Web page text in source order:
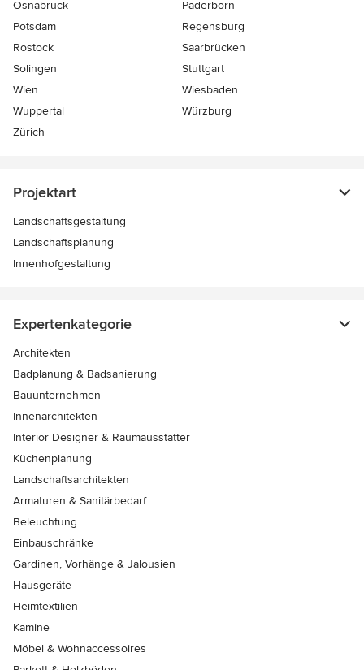
Osnabrück
Paderborn
Potsdam
Regensburg
Rostock
Saarbrücken
Solingen
Stuttgart
Wien
Wiesbaden
Wuppertal
Würzburg
Zürich
Projektart
Landschaftsgestaltung
Landschaftsplanung
Innenhofgestaltung
Expertenkategorie
Architekten
Badplanung & Badsanierung
Bauunternehmen
Innenarchitekten
Interior Designer & Raumausstatter
Küchenplanung
Landschaftsarchitekten
Armaturen & Sanitärbedarf
Beleuchtung
Einbauschränke
Gardinen, Vorhänge & Jalousien
Hausgeräte
Heimtextilien
Kamine
Möbel & Wohnaccessoires